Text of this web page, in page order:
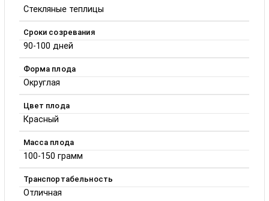
Стекляные теплицы
Сроки созревания
90-100 дней
Форма плода
Округлая
Цвет плода
Красный
Масса плода
100-150 грамм
Транспортабельность
Отличная